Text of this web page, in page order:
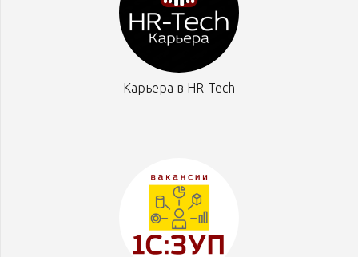
Карьера в HR-Tech